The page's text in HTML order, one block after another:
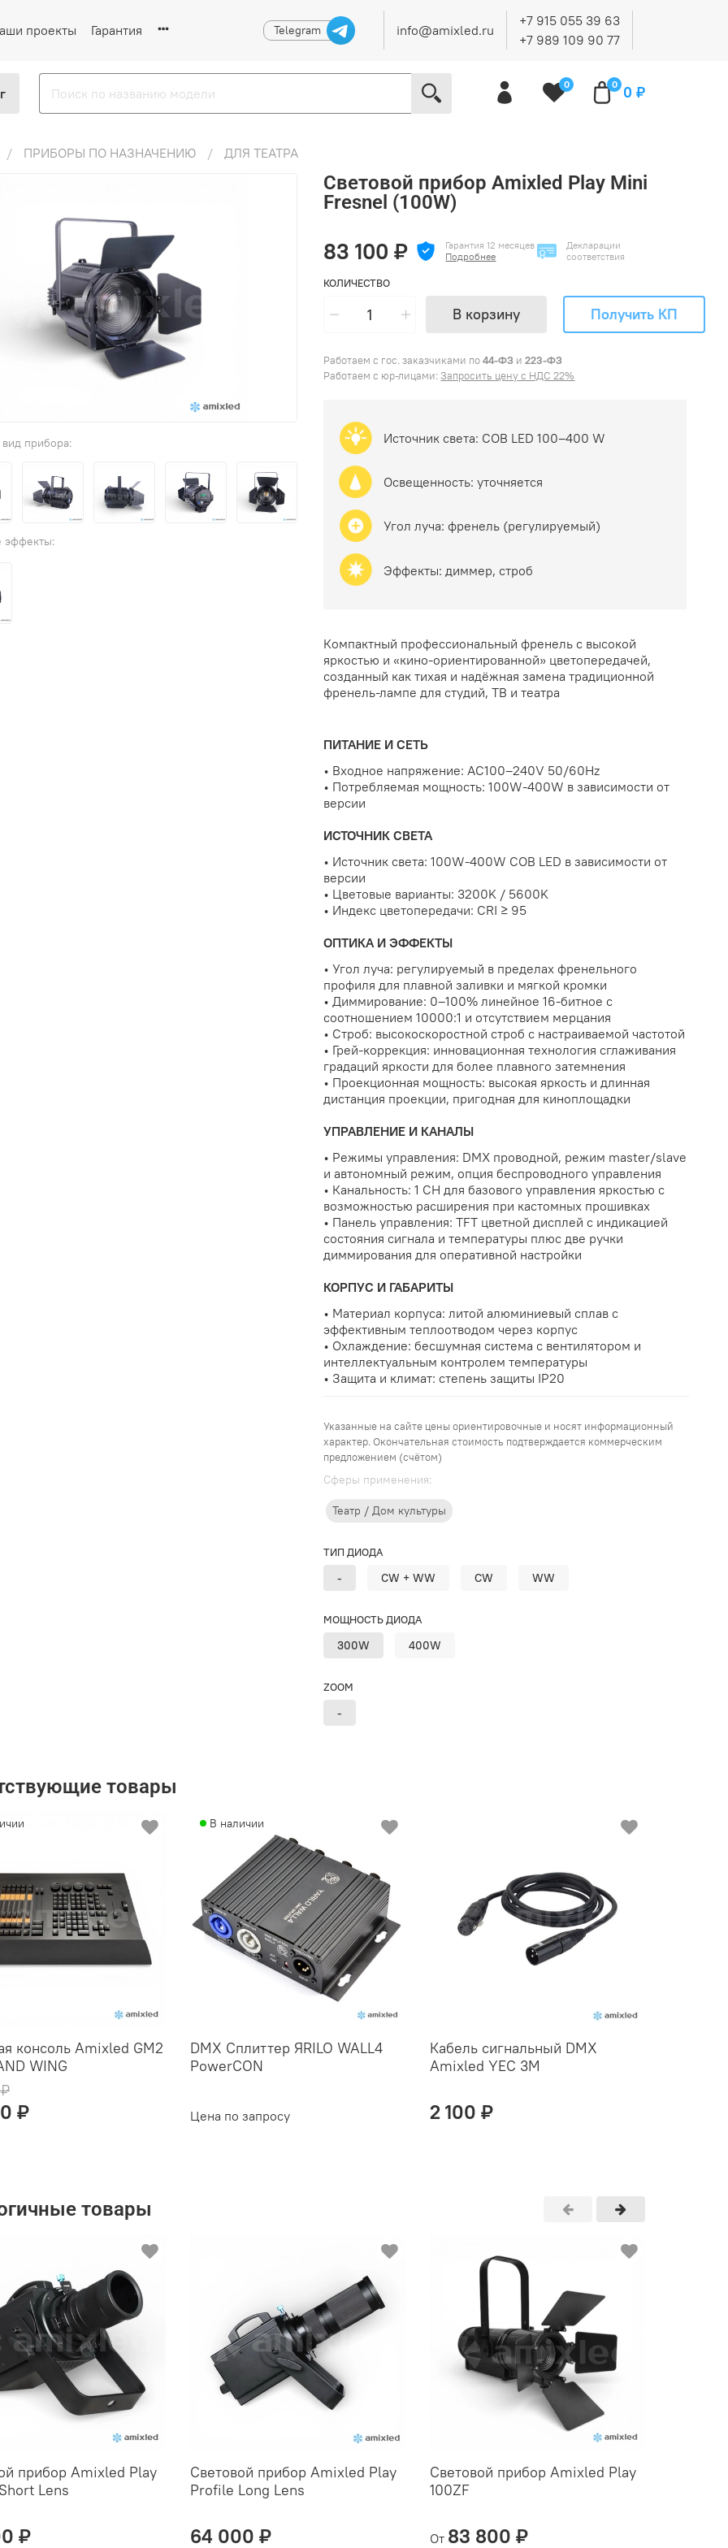
проекты Гарантия Telegram info@amixled.ru
+7 915 055 39 63
+7 989 109 90 77
0 0 0 ₽
ПРИБОРЫ ПО НАЗНАЧЕНИЮ ДЛЯ ТЕАТРА
Световой прибор Amixled Play Mini
Fresnel (100W)
Cферы применения:
Театр / Дом культуры
83 100 ₽
Гарантия 12 месяцев
Подробнее
Декларации
соответствия
КОЛИЧЕСТВО
В корзину Получить КП
Работаем с гос. заказчиками по44-ФЗ и223-ФЗ
Работаем с юр-лицами: Запросить цену с НДС 22%
ТИП ДИОДА
- CW + WW CW WW
МОЩНОСТЬ ДИОДА
300W 400W
ZOOM
-
Источник света: COB LED 100–400 W
Освещенность:уточняется
Угол луча: френель (регулируемый)
Эффекты:диммер, строб
Компактный профессиональный френель с высокой
яркостью и «кино-ориентированной» цветопередачей,
созданный как тихая и надёжная замена традиционной
френель-лампе для студий, ТВ и театра
ПИТАНИЕ И СЕТЬ
• Входное напряжение: AC100–240V 50/60Hz
• Потребляемая мощность: 100W-400W в зависимости от
версии
ИСТОЧНИК СВЕТА
• Источник света: 100W-400W COB LED в зависимости от
версии
• Цветовые варианты: 3200K / 5600K
• Индекс цветопередачи: CRI ≥ 95
ОПТИКА И ЭФФЕКТЫ
• Угол луча: регулируемый в пределах френельного
профиля для плавной заливки и мягкой кромки
• Диммирование: 0–100% линейное 16-битное с
соотношением 10000:1 и отсутствием мерцания
• Строб: высокоскоростной строб с настраиваемой частотой
• Грей-коррекция: инновационная технология сглаживания
градаций яркости для более плавного затемнения
• Проекционная мощность: высокая яркость и длинная
дистанция проекции, пригодная для киноплощадки
УПРАВЛЕНИЕ И КАНАЛЫ
• Режимы управления: DMX проводной, режим master/slave
и автономный режим, опция беспроводного управления
• Канальность: 1 CH для базового управления яркостью с
возможностью расширения при кастомных прошивках
• Панель управления: TFT цветной дисплей с индикацией
состояния сигнала и температуры плюс две ручки
диммирования для оперативной настройки
КОРПУС И ГАБАРИТЫ
• Материал корпуса: литой алюминиевый сплав с
эффективным теплоотводом через корпус
• Охлаждение: бесшумная система с вентилятором и
интеллектуальным контролем температуры
• Защита и климат: степень защиты IP20
Указанные на сайте цены ориентировочные и носят информационный
характер. Окончательная стоимость подтверждается коммерческим
предложением (счётом)
товары
консоль Amixled GM2
WING
₽
В наличии
DMX Сплиттер ЯRILO WALL4
PowerCON
Цена по запросу
Кабель сигнальный DMX
Amixled YEC 3М
2 100 ₽
товары
прибор Amixled Play
Lens
₽
Световой прибор Amixled Play
Profile Long Lens
64 000 ₽
Световой прибор Amixled Play
100ZF
От 83 800 ₽